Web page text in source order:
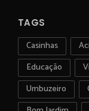
TAGS
Casinhas
Educação
Umbuzeiro